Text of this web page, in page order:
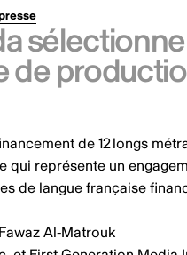
de
de 12 longs
qui représente un
de langue française
Al-Matrouk